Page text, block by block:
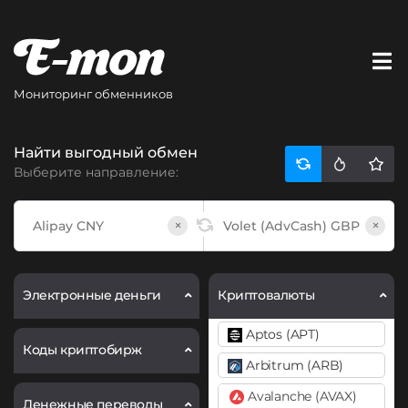
Мониторинг обменников
Найти выгодный обмен
Выберите направление:
× ×
Электронные деньги
Коды криптобирж
Денежные переводы
Криптовалюты
Aptos (APT)
Arbitrum (ARB)
Avalanche (AVAX)